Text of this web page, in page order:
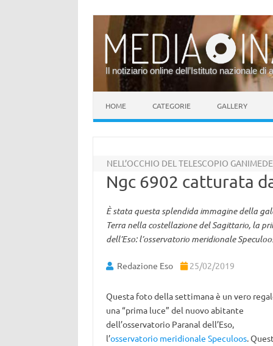
Il notiziario online dell’Istituto nazionale di
HOME CATEGORIE GALLERY
NELL’OCCHIO DEL TELESCOPIO GANIMEDE
Ngc 6902 catturata
È stata questa splendida immagine della
Terra nella costellazione del Sagittario, la
dell’Eso: l’osservatorio meridionale
Redazione Eso 25/02/2019
Questa foto della settimana è un vero
una “prima luce” del nuovo abitante
dell’osservatorio Paranal dell’Eso,
l’osservatorio meridionale Speculoos.